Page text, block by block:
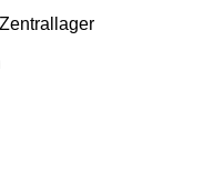
Zentrallager